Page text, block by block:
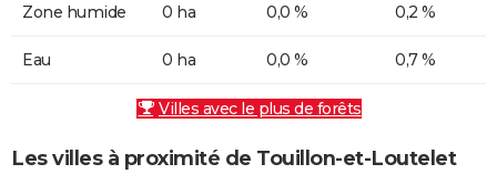
Zone humide 0 ha 0,0 % 0,2 %
Eau 0 ha 0,0 % 0,7 %
Villes avec le plus de forêts
Les villes à proximité de Touillon-et-Loutelet